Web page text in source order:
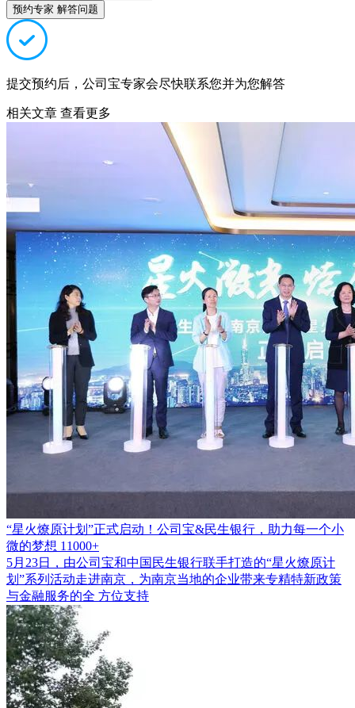
预约专家 解答问题
提交预约后，公司宝专家会尽快联系您并为您解答
相关文章 查看更多
“星火燎原计划”正式启动！公司宝&民生银行，助力每一个小
微的梦想 11000+
5月23日，由公司宝和中国民生银行联手打造的“星火燎原计
划”系列活动走进南京，为南京当地的企业带来专精特新政策
与金融服务的全 方位支持